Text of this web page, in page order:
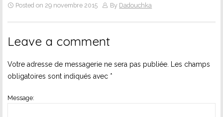
Posted on 29 novembre 2015 By Dadouchka
Leave a comment
Votre adresse de messagerie ne sera pas publiée.
Les champs
obligatoires sont indiqués avec *
Message: